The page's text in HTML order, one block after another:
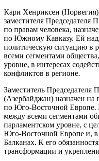
Кари Хенриксен
заместителя
по правам человека,
по Южному Кавказу. Ей
политическую ситуацию в
всеми сегментами
уровне, в интересах
конфликтов в регионе.
Заместитель
(Азербайджан) назначен на
по Юго-Восточной Европе.
между всеми сегментами
парламентском уровне, с
Юго-Восточной Европе и, в
Балканах. К его
трансформации и